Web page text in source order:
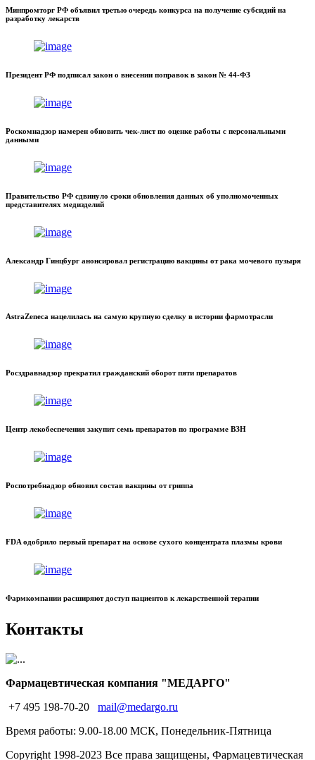
Минпромторг РФ объявил третью очередь конкурса на получение субсидий на
разработку лекарств
Президент РФ подписал закон о внесении поправок в закон № 44-ФЗ
Роскомнадзор намерен обновить чек-лист по оценке работы с персональными
данными
Правительство РФ сдвинуло сроки обновления данных об уполномоченных
представителях медизделий
Александр Гинцбург анонсировал регистрацию вакцины от рака мочевого пузыря
AstraZeneca нацелилась на самую крупную сделку в истории фармотрасли
Росздравнадзор прекратил гражданский оборот пяти препаратов
Центр лекобеспечения закупит семь препаратов по программе ВЗН
Роспотребнадзор обновил состав вакцины от гриппа
FDA одобрило первый препарат на основе сухого концентрата плазмы крови
Фармкомпании расширяют доступ пациентов к лекарственной терапии
Контакты
Фармацевтическая компания "МЕДАРГО"
+7 495 198-70-20
mail@medargo.ru
Время работы: 9.00-18.00 МСК, Понедельник-Пятница
Copyright 1998-2023 Все права защищены, Фармацевтическая